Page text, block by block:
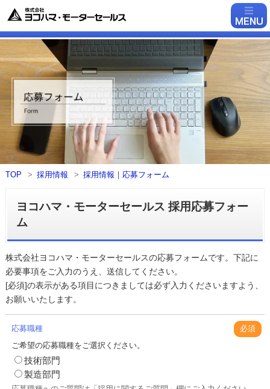
TOP 採用情報 採用情報｜応募フォーム
ヨコハマ・モーターセールス 採用応募フォー
ム
株式会社ヨコハマ・モーターセールスの応募フォームです。下記に
必要事項をご入力のうえ、送信してください。
[必須]の表示がある項目につきましては必ず入力くださいますよう、
お願いいたします。
応募職種
必須
ご希望の応募職種をご選択ください。
技術部門
製造部門